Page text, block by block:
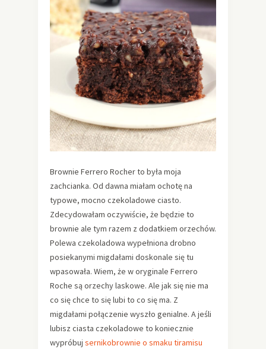
Brownie Ferrero Rocher to była moja
zachcianka. Od dawna miałam ochotę na
typowe, mocno czekoladowe ciasto.
Zdecydowałam oczywiście, że będzie to
brownie ale tym razem z dodatkiem orzechów.
Polewa czekoladowa wypełniona drobno
posiekanymi migdałami doskonale się tu
wpasowała. Wiem, że w oryginale Ferrero
Roche są orzechy laskowe. Ale jak się nie ma
co się chce to się lubi to co się ma. Z
migdałami połączenie wyszło genialne. A jeśli
lubisz ciasta czekoladowe to koniecznie
wypróbuj sernikobrownie o smaku tiramisu